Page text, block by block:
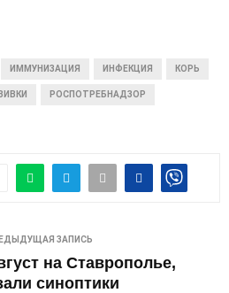
ИММУНИЗАЦИЯ ИНФЕКЦИЯ КОРЬ
РОСПОТРЕБНАДЗОР
ЗАПИСЬ
на Ставрополье,
синоптики